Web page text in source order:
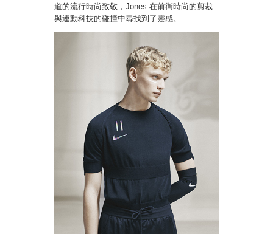
道的流行時尚致敬，Jones 在前衛時尚的剪裁
與運動科技的碰撞中尋找到了靈感。